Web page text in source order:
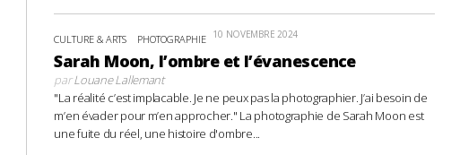
CULTURE & ARTS PHOTOGRAPHIE 10 NOVEMBRE 2024
Sarah Moon, l’ombre et l’évanescence
parLouane Lallemant
"La réalité c’est implacable. Je ne peux pas la photographier. J’ai besoin de
m’en évader pour m’en approcher." La photographie de Sarah Moon est
une fuite du réel, une histoire d'ombre...